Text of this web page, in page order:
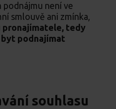
podnájmu není ve
smlouvě ani zmínka,
pronajímatele, tedy
podnajímat
souhlasu